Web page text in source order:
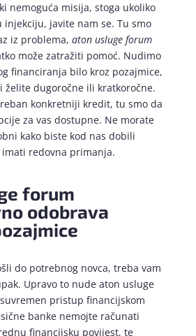
nemoguća misija, stoga ukoliko
javite nam se. Tu smo
iz problema, aton usluge forum
može zatražiti pomoć. Nudimo
financiranja bilo kroz pozajmice,
želite dugoročne ili kratkoročne.
konkretniji kredit, tu smo da
za vas dostupne. Ne morate
kako biste kod nas dobili
redovna primanja.
forum
odobrava
do potrebnog novca, treba vam
Upravo to nude aton usluge
pristup financijskom
banke nemojte računati
financijsku povijest, te